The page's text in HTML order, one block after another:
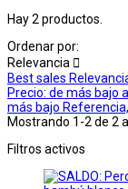
Hay 2 productos.
Ordenar por:
Relevancia 
Best sales
Precio: de más bajo
más bajo
Mostrando 1-2 de 2
Filtros activos